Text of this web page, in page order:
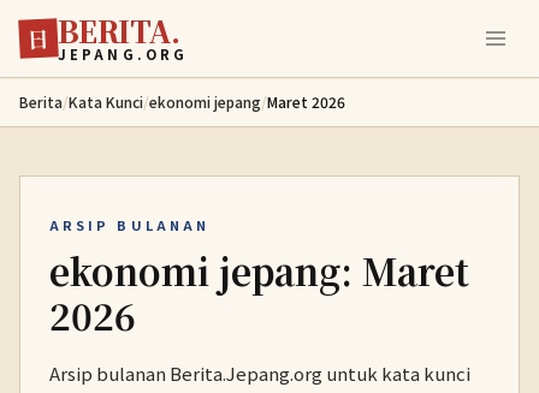
Lewati ke konten utama
日 BERITA.
JEPANG.ORG
Berita/Kata Kunci/ekonomi jepang/Maret 2026
ARSIP BULANAN
ekonomi jepang: Maret
2026
Arsip bulanan Berita.Jepang.org untuk kata kunci